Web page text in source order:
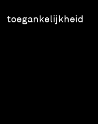
toegankelijkheid